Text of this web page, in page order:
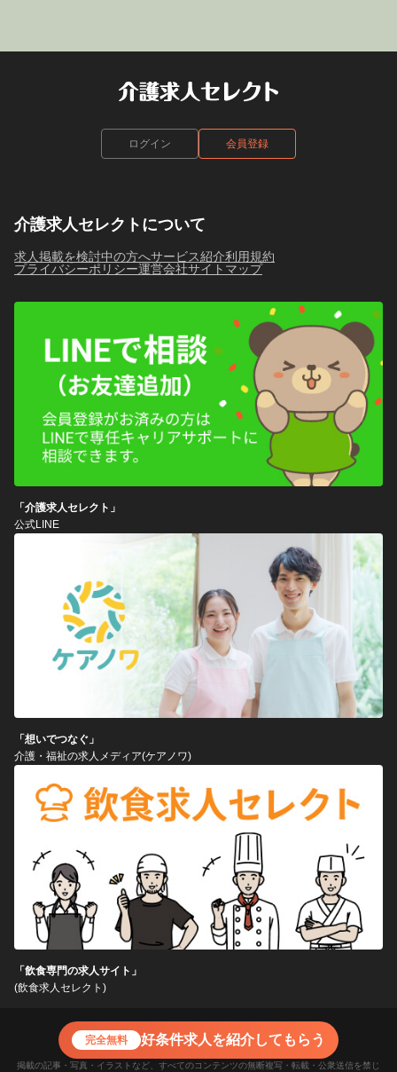
完全無料 好条件求人を紹介してもらう
ログイン 会員登録
介護求人セレクトについて
求人掲載を検討中の方へサービス紹介利用規約
プライバシーポリシー運営会社サイトマップ
「介護求人セレクト」
公式LINE
「想いでつなぐ」
介護・福祉の求人メディア(ケアノワ)
「飲食専門の求人サイト」
(飲食求人セレクト)
掲載の記事・写真・イラストなど、すべてのコンテンツの無断複写・転載・公衆送信を禁じ